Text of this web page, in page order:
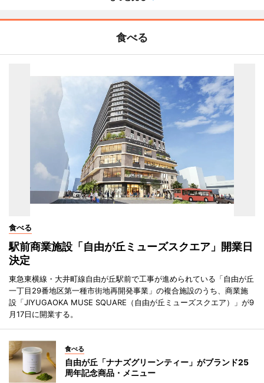
食べる
食べる
駅前商業施設「自由が丘ミューズスクエア」開業日
決定
東急東横線・大井町線自由が丘駅前で工事が進められている「自由が丘
一丁目29番地区第一種市街地再開発事業」の複合施設のうち、商業施
設「JIYUGAOKA MUSE SQUARE（自由が丘ミューズスクエア）」が9
月17日に開業する。
食べる
自由が丘「ナナズグリーンティー」がブランド25
周年記念商品・メニュー